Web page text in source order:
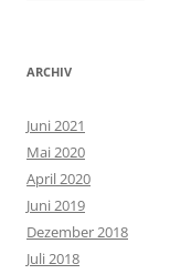
ARCHIV
Juni 2021
Mai 2020
April 2020
Juni 2019
Dezember 2018
Juli 2018